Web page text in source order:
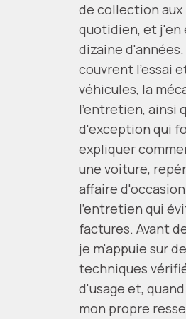
de collection aux
quotidien, et j'en
dizaine
couvrent l'essai
véhicules, la
l'entretien, ainsi
d'exception qui
expliquer
une voiture,
affaire
l'entretien qui
factures. Avant
je m'appuie sur
techniques
d'usage et,
mon propre